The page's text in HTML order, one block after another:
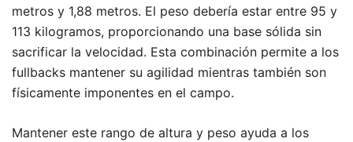
metros y 1,88 metros. El peso debería estar entre 95 y
113 kilogramos, proporcionando una base sólida sin
sacrificar la velocidad. Esta combinación permite a los
fullbacks mantener su agilidad mientras también son
físicamente imponentes en el campo.
Mantener este rango de altura y peso ayuda a los